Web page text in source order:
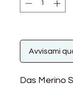
Avvisami
Das Merino